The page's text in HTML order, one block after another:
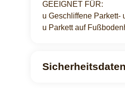
GEEIGNET FÜR:
u Geschliffene Parkett-
u Parkett auf